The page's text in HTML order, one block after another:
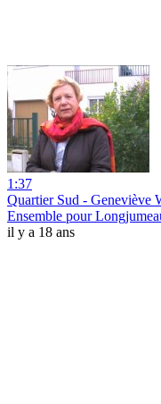
1:37
Quartier Sud - Geneviève
Ensemble pour
il y a 18 ans